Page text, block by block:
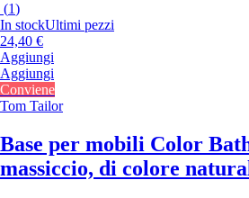
(1)
In stockUltimi pezzi
24,40 €
Aggiungi
Aggiungi
Conviene
Tom Tailor
Base per mobili Color
massiccio, di colore